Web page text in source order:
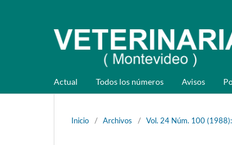
Actual Todos los números Avisos
Inicio / Archivos / Vol. 24 Núm. 100